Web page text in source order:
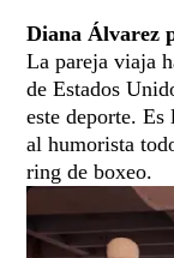
Diana Álvarez
La pareja viaja
de Estados
este deporte. Es
al humorista
ring de boxeo.